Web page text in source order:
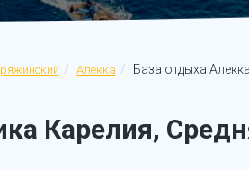
Алекка База отдыха Алекка
Карелия,